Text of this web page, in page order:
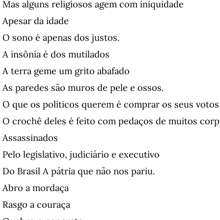
Mas alguns religiosos agem com iniquidade
Apesar da idade
O sono é apenas dos justos.
A insônia é dos mutilados
A terra geme um grito abafado
As paredes são muros de pele e ossos.
O que os políticos querem é comprar os seus votos
O crochê deles é feito com pedaços de muitos
Assassinados
Pelo legislativo, judiciário e executivo
Do Brasil A pátria que não nos pariu.
Abro a mordaça
Rasgo a couraça